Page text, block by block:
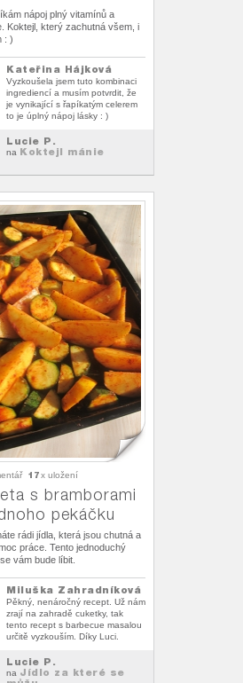
nápoj plný vitamínů a
Koktejl, který zachutná všem, i
: )
Kateřina Hájková
Vyzkoušela jsem tuto kombinaci
ingrediencí a musím potvrdit, že
je vynikající s řapíkatým celerem
to je úplný nápoj lásky : )
Lucie P.
na Koktejl mánie
17x uložení
s bramborami
pekáčku
rádi jídla, která jsou chutná a
práce. Tento jednoduchý
vám bude líbit.
Miluška Zahradníková
Pěkný, nenáročný recept. Už nám
zrají na zahradě cuketky, tak
tento recept s barbecue masalou
určitě vyzkouším. Díky Luci.
Lucie P.
na Jídlo za které se